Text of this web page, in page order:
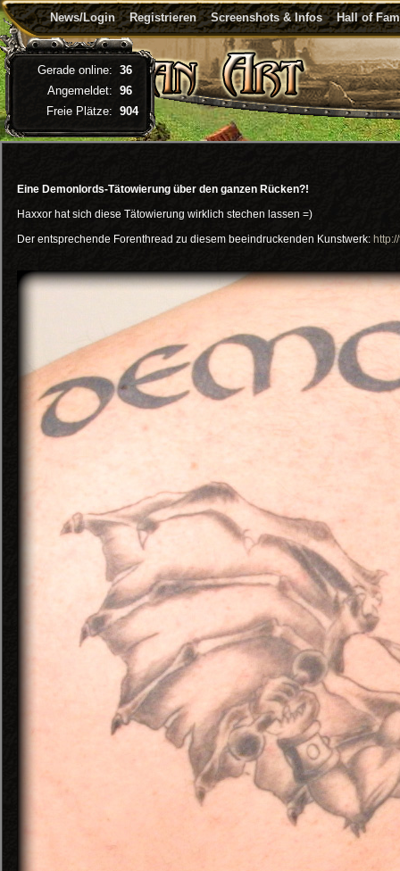
News/Login Registrieren Screenshots & Infos Hall of
Eine Demonlords-Tätowierung über den ganzen Rücken?!
Haxxor hat sich diese Tätowierung wirklich stechen lassen =)
Der entsprechende Forenthread zu diesem beeindruckenden Kunstwerk:
Gerade online: 36
Angemeldet: 96
Freie Plätze: 904